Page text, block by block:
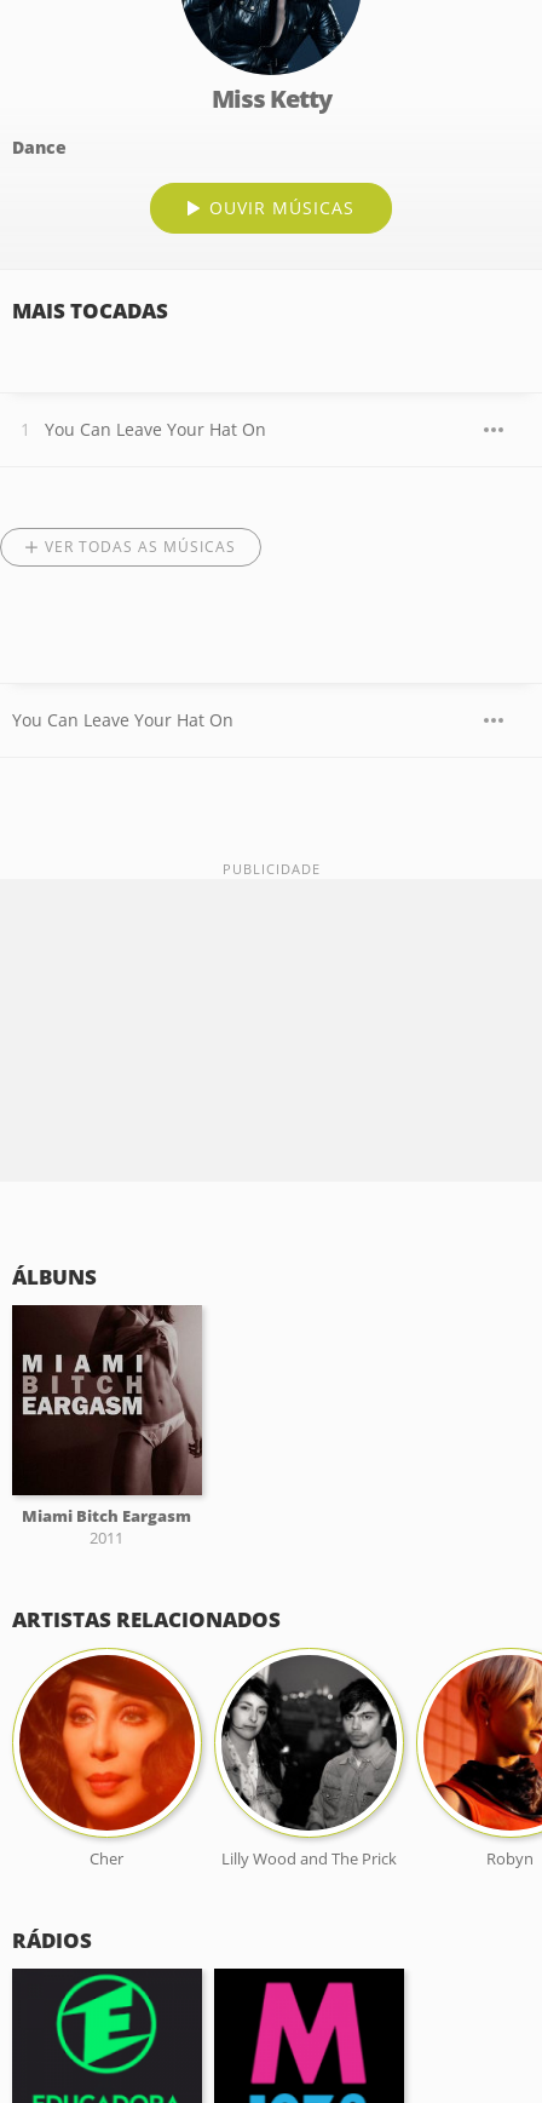
Miss Ketty
Dance
OUVIR MÚSICAS
MAIS TOCADAS
You Can Leave Your Hat On
VER TODAS AS MÚSICAS
You Can Leave Your Hat On
ÁLBUNS
Miami Bitch Eargasm
2011
ARTISTAS RELACIONADOS
Cher Lilly Wood and The Prick Robyn
RÁDIOS